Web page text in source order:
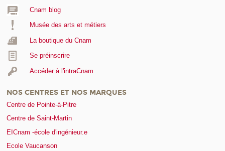
Cnam blog
Musée des arts et métiers
La boutique du Cnam
Se préinscrire
Accéder à l'intraCnam
NOS CENTRES ET NOS MARQUES
Centre de Pointe-à-Pitre
Centre de Saint-Martin
EICnam -école d'ingénieur.e
Ecole Vaucanson